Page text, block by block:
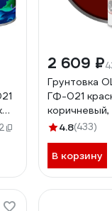
2 609 ₽
Грунтовка
ГФ-021
коричневый,
4300000068
4.8(433)
В корзину